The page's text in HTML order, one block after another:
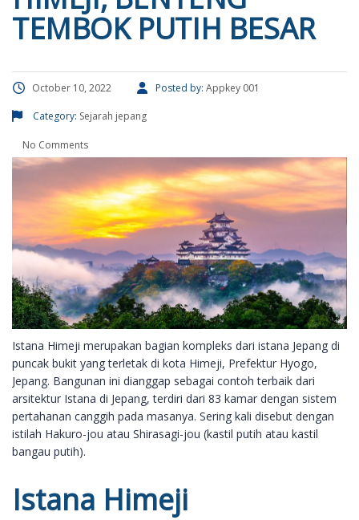
TEMBOK PUTIH BESAR
October 10, 2022 Posted by: Appkey 001
Category: Sejarah jepang
No Comments
Istana Himeji merupakan bagian kompleks dari istana Jepang di
puncak bukit yang terletak di kota Himeji, Prefektur Hyogo,
Jepang. Bangunan ini dianggap sebagai contoh terbaik dari
arsitektur Istana di Jepang, terdiri dari 83 kamar dengan sistem
pertahanan canggih pada masanya. Sering kali disebut dengan
istilah Hakuro-jou atau Shirasagi-jou (kastil putih atau kastil
bangau putih).
Istana Himeji